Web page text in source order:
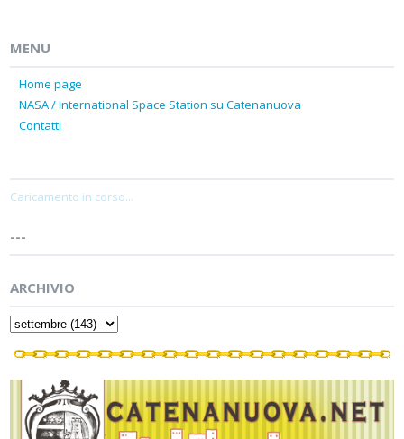
MENU
Home page
NASA / International Space Station su Catenanuova
Contatti
Caricamento in corso...
---
ARCHIVIO